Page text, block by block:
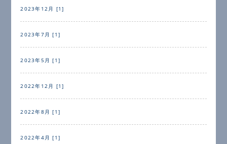
2023年12月 [1]
2023年7月 [1]
2023年5月 [1]
2022年12月 [1]
2022年8月 [1]
2022年4月 [1]